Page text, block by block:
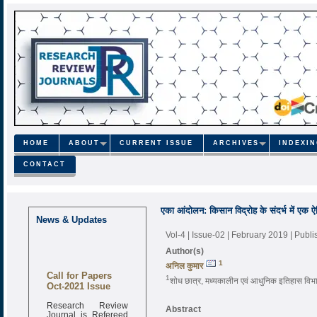
HOME ABOUT CURRENT ISSUE ARCHIVES
CONTACT
News & Updates
Call for Papers
Oct-2021 Issue
Research Review
Journal is Refereed
एका आंदोलन: किसान विद्रोह के संदर्भ में एक
Vol-4 | Issue-02 | February 2019 |
Author(s)
अनिल कुमार
1
1शोध छात्र, मध्यकालीन एवं आधुनिक इतिहास
Abstract